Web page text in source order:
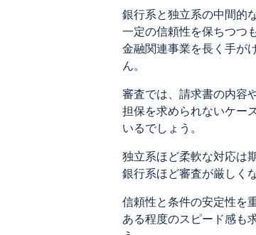
銀行系と独立系の中間的
一定の信頼性を保ちつつ
金融関連事業を長く手が
ん。
審査では、請求書の内容
担保を求められないケー
いるでしょう。
独立系ほど柔軟な対応は
銀行系ほど審査が厳しく
信頼性と条件の安定性を
ある程度のスピード感も